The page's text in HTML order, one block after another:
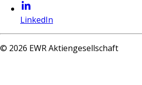
LinkedIn
© 2026 EWR Aktiengesellschaft